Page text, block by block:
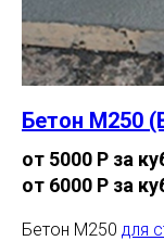
Бетон М250
от 5000 Р за
от 6000 Р за
Бетон М250 для